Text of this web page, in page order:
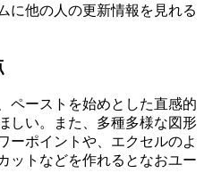
に他の人の更新情報を見れる
ペーストを始めとした直感的
しい。また、多種多様な図形
ーポイントや、エクセルのよ
ットなどを作れるとなおユー